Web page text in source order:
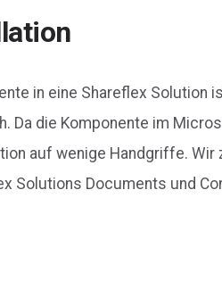
in eine Shareflex Solution
Da die Komponente im
auf wenige Handgriffe. Wir
Solutions Documents und